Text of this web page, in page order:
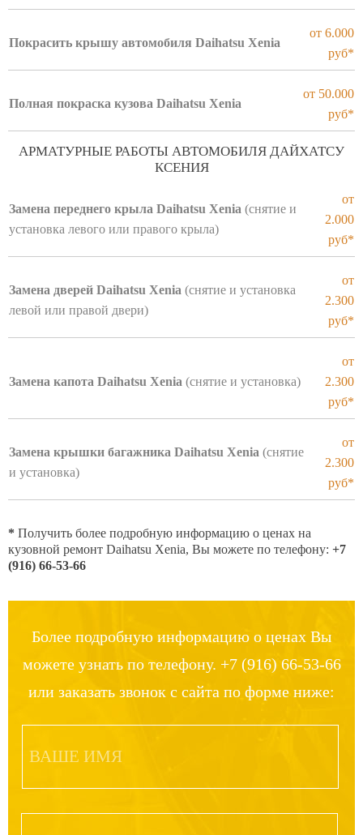
Покрасить крышу автомобиля Daihatsu Xenia
от 6.000
руб*
Полная покраска кузова Daihatsu Xenia
от 50.000
руб*
АРМАТУРНЫЕ РАБОТЫ АВТОМОБИЛЯ ДАЙХАТСУ
КСЕНИЯ
Замена переднего крыла Daihatsu Xenia (снятие и
установка левого или правого крыла)
от
2.000
руб*
Замена дверей Daihatsu Xenia (снятие и установка
левой или правой двери)
от
2.300
руб*
Замена капота Daihatsu Xenia (снятие и установка)
от
2.300
руб*
Замена крышки багажника Daihatsu Xenia (снятие
и установка)
от
2.300
руб*
* Получить более подробную информацию о ценах на
кузовной ремонт Daihatsu Xenia, Вы можете по телефону: +7
(916) 66-53-66
Более подробную информацию о ценах Вы
можете узнать по телефону. +7 (916) 66-53-66
или заказать звонок с сайта по форме ниже: